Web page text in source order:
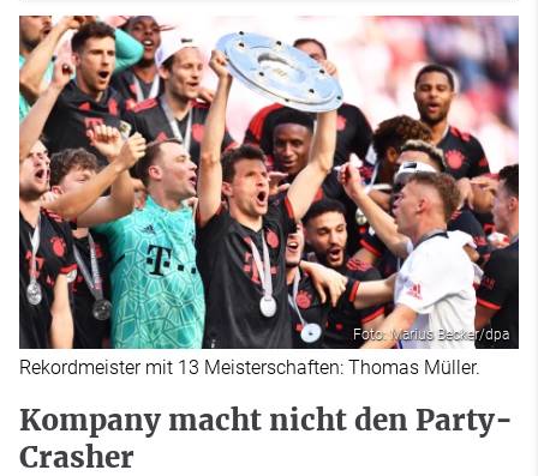
Foto: Marius Becker/dpa
Rekordmeister mit 13 Meisterschaften: Thomas Müller.
Kompany macht nicht den Party-
Crasher